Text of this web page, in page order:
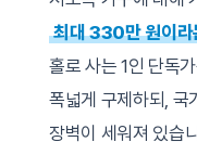
최대 330만 원이라
홀로 사는 1인 단독
폭넓게 구제하되, 국
장벽이 세워져 있습